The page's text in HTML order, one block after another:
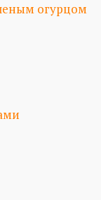
огурцом